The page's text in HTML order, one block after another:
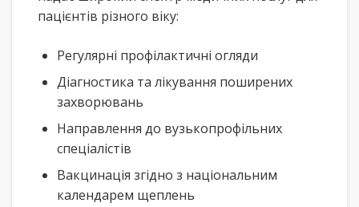
пацієнтів різного віку:
Регулярні профілактичні огляди
Діагностика та лікування поширених
захворювань
Направлення до вузькопрофільних
спеціалістів
Вакцинація згідно з національним
календарем щеплень